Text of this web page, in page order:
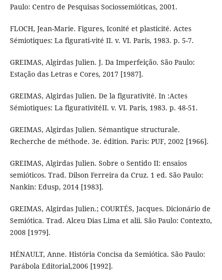
Paulo: Centro de Pesquisas Sociossemióticas, 2001.
FLOCH, Jean-Marie. Figures, Iconité et plasticité. Actes
Sémiotiques: La figurati-vité II. v. VI. Paris, 1983. p. 5-7.
GREIMAS, Algirdas Julien. J. Da Imperfeição. São Paulo:
Estação das Letras e Cores, 2017 [1987].
GREIMAS, Algirdas Julien. De la figurativité. In :Actes
Sémiotiques: La figurativitéII. v. VI. Paris, 1983. p. 48-51.
GREIMAS, Algirdas Julien. Sémantique structurale.
Recherche de méthode. 3e. édition. Paris: PUF, 2002 [1966].
GREIMAS, Algirdas Julien. Sobre o Sentido II: ensaios
semióticos. Trad. Dilson Ferreira da Cruz. 1 ed. São Paulo:
Nankin: Edusp, 2014 [1983].
GREIMAS, Algirdas Julien.; COURTÉS, Jacques. Dicionário de
Semiótica. Trad. Alceu Dias Lima et alii. São Paulo: Contexto,
2008 [1979].
HÉNAULT, Anne. História Concisa da Semiótica. São Paulo:
Parábola Editorial,2006 [1992].